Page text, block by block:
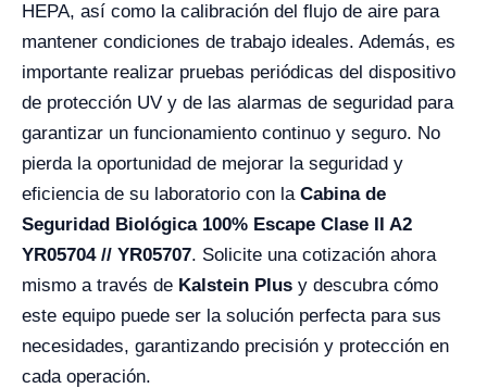
HEPA, así como la calibración del flujo de aire para
mantener condiciones de trabajo ideales. Además, es
importante realizar pruebas periódicas del dispositivo
de protección UV y de las alarmas de seguridad para
garantizar un funcionamiento continuo y seguro. No
pierda la oportunidad de mejorar la seguridad y
eficiencia de su laboratorio con la Cabina de
Seguridad Biológica 100% Escape Clase II A2
YR05704 // YR05707. Solicite una cotización ahora
mismo a través de Kalstein Plus y descubra cómo
este equipo puede ser la solución perfecta para sus
necesidades, garantizando precisión y protección en
cada operación.